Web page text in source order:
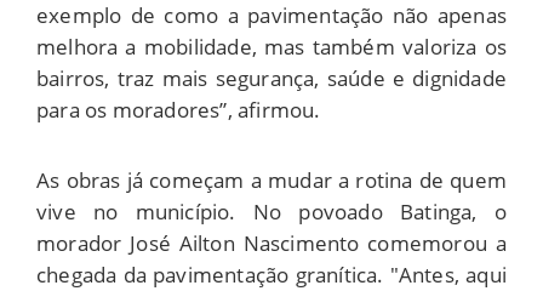
exemplo de como a pavimentação não apenas
melhora a mobilidade, mas também valoriza os
bairros, traz mais segurança, saúde e dignidade
para os moradores”, afirmou.
As obras já começam a mudar a rotina de quem
vive no município. No povoado Batinga, o
morador José Ailton Nascimento comemorou a
chegada da pavimentação granítica. "Antes, aqui